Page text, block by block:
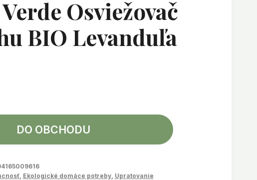
Osviežovač
BIO Levanduľa
DO OBCHODU
, Ekologické domáce potreby, Upratovanie